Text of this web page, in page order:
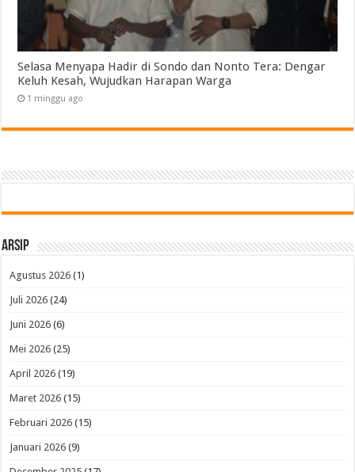
Selasa Menyapa Hadir di Sondo dan Nonto Tera: Dengar
Keluh Kesah, Wujudkan Harapan Warga
1 minggu ago
Arsip
Agustus 2026 (1)
Juli 2026 (24)
Juni 2026 (6)
Mei 2026 (25)
April 2026 (19)
Maret 2026 (15)
Februari 2026 (15)
Januari 2026 (9)